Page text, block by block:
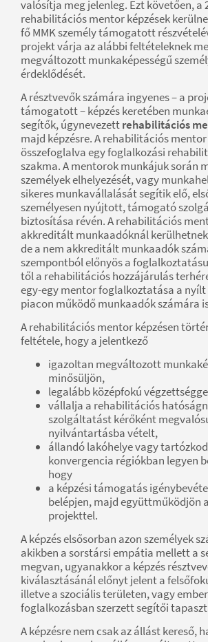
valósítja meg jelenleg. Ezt követően, a
rehabilitációs mentor képzések
fő MMK személy támogatott
projekt várja az alábbi feltételeknek
megváltozott munkaképességű
érdeklődését.
A résztvevők számára ingyenes – a
támogatott – képzés keretében
segítők, úgynevezettrehabilitációs
majd képzésre. A rehabilitációs
összefoglalva egy foglalkozási
szakma. A mentorok munkájuk során
személyek elhelyezését, vagy
sikeres munkavállalását segítik elő,
személyesen nyújtott, támogató
biztosítása révén. A rehabilitációs
akkreditált munkaadóknál
de a nem akkreditált munkaadók
szempontból előnyös a
től a rehabilitációs hozzájárulás
egy-egy mentor foglalkoztatása a
piacon működő munkaadók számára
A rehabilitációs mentor képzésen
feltétele, hogy a jelentkező
igazoltan megváltozott
minősüljön,
legalább középfokú
vállalja a rehabilitációs
szolgáltatást kérőként
nyilvántartásba vételt,
állandó lakóhelye vagy
konvergencia régiókban legyen
hogy
a képzési támogatás
belépjen, majd együttműködjön
projekttel.
A képzés elsősorban azon személyek
akikben a sorstársi empátia mellett a
megvan, ugyanakkor a képzés
kiválasztásánál előnyt jelent a
illetve a szociális területen, vagy
foglalkozásban szerzett segítői
A képzésre nem csak az állást kereső,